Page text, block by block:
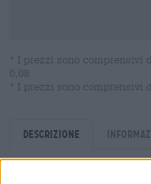
* I prezzi sono comprensivi
0,08
* I prezzi sono comprensivi
Descrizione